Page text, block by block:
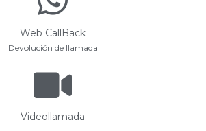
Web CallBack
Devolución de llamada
Videollamada